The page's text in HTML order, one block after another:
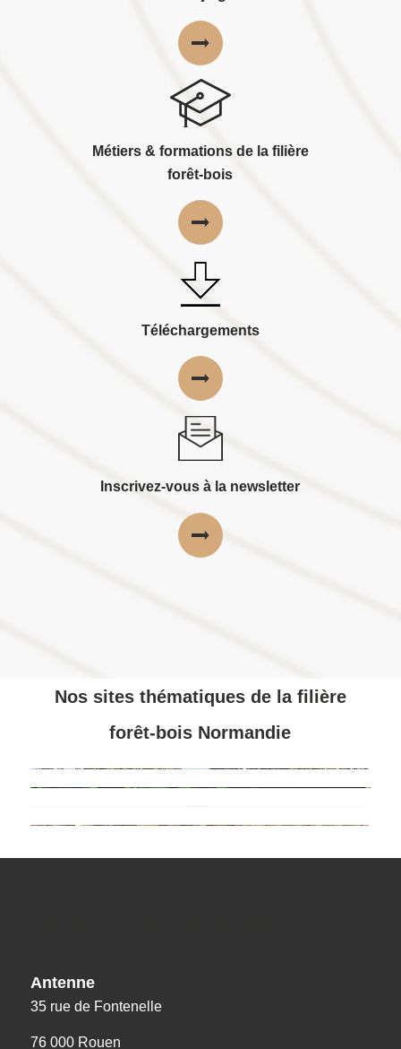
Métiers & formations de la filière
forêt-bois
Téléchargements
Inscrivez-vous à la newsletter
Nos sites thématiques de la filière
forêt-bois Normandie
Antenne
35 rue de Fontenelle
76 000 Rouen